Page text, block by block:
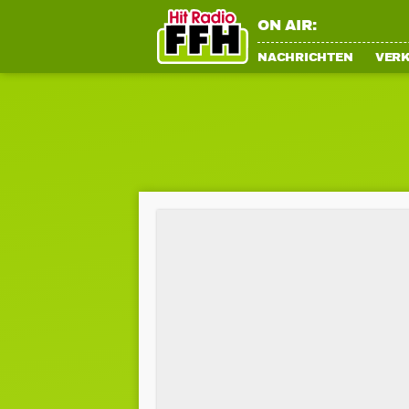
ON AIR:
NACHRICHTEN